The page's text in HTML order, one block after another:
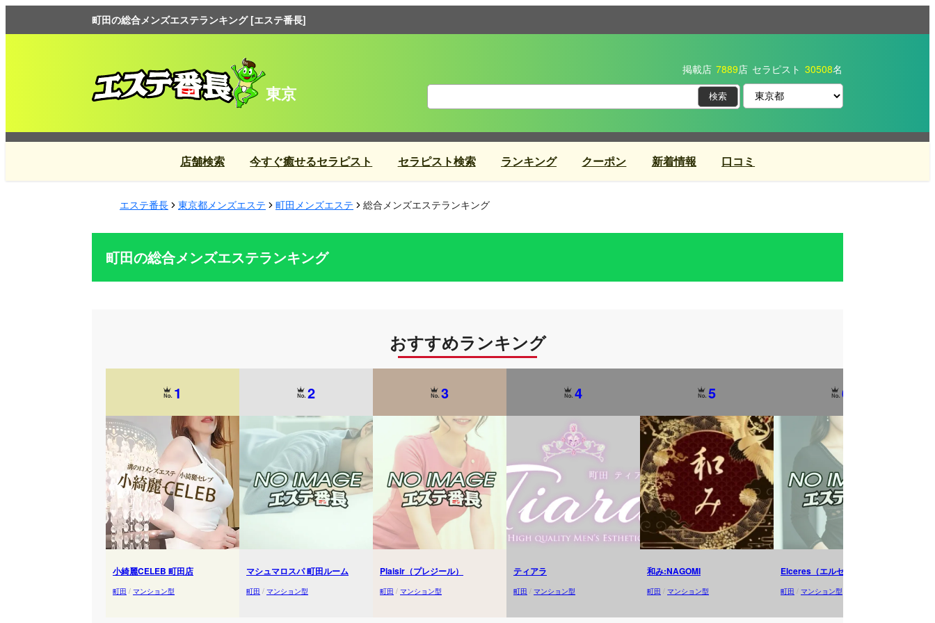
町田の総合メンズエステランキング [エステ番長]
東京
掲載店 7889店 セラピスト 30508名
店舗検索 今すぐ癒せるセラピスト セラピスト検索 ランキング クーポン 新着情報 口コミ
エステ番長 東京都メンズエステ 町田メンズエステ 総合メンズエステランキング
町田の総合メンズエステランキング
おすすめランキング
1
小綺麗CELEB 町田店
町田 / マンション型
2
マシュマロスパ 町田ルーム
町田 / マンション型
3
Plaisir（プレジール）
町田 / マンション型
4
ティアラ
町田 / マンション型
5
和み:NAGOMI
町田 / マンション型
6
Elceres（エルセレス）
町田 / マンション型